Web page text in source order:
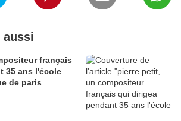
aussi
français
35 ans l'école
de paris